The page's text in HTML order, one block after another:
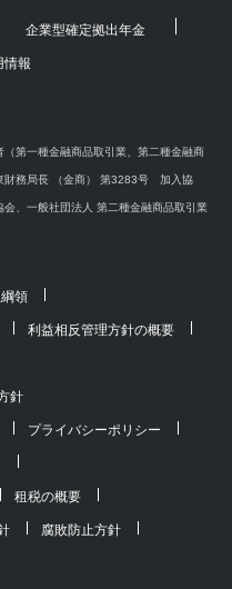
企業型確定拠出年金
情報
第一種金融商品取引業、第二種金融商
財務局長 （金商） 第3283号 加入協
、一般社団法人 第二種金融商品取引業
領
利益相反管理方針の概要
針
プライバシーポリシー
租税の概要
腐敗防止方針